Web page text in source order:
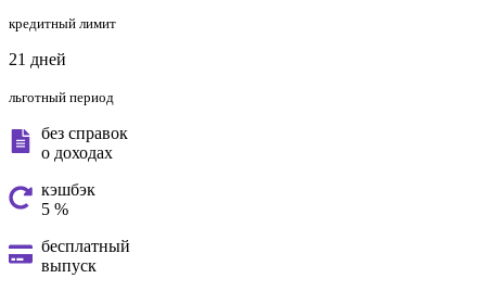
кредитный лимит
21 дней
льготный период
без справок
о доходах
кэшбэк
5 %
бесплатный
выпуск